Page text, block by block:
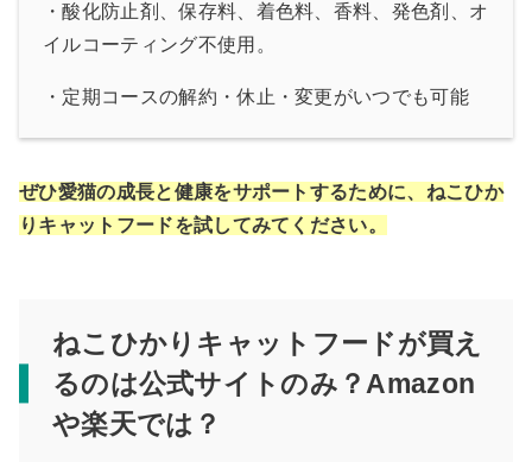
・酸化防止剤、保存料、着色料、香料、発色剤、オ
イルコーティング不使用。
・定期コースの解約・休止・変更がいつでも可能
ぜひ愛猫の成長と健康をサポートするために、ねこひか
りキャットフードを試してみてください。
ねこひかりキャットフードが買え
るのは公式サイトのみ？Amazon
や楽天では？